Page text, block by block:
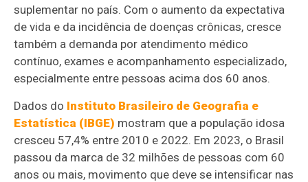
suplementar no país. Com o aumento da expectativa
de vida e da incidência de doenças crônicas, cresce
também a demanda por atendimento médico
contínuo, exames e acompanhamento especializado,
especialmente entre pessoas acima dos 60 anos.
Dados do Instituto Brasileiro de Geografia e
Estatística (IBGE) mostram que a população idosa
cresceu 57,4% entre 2010 e 2022. Em 2023, o Brasil
passou da marca de 32 milhões de pessoas com 60
anos ou mais, movimento que deve se intensificar nas